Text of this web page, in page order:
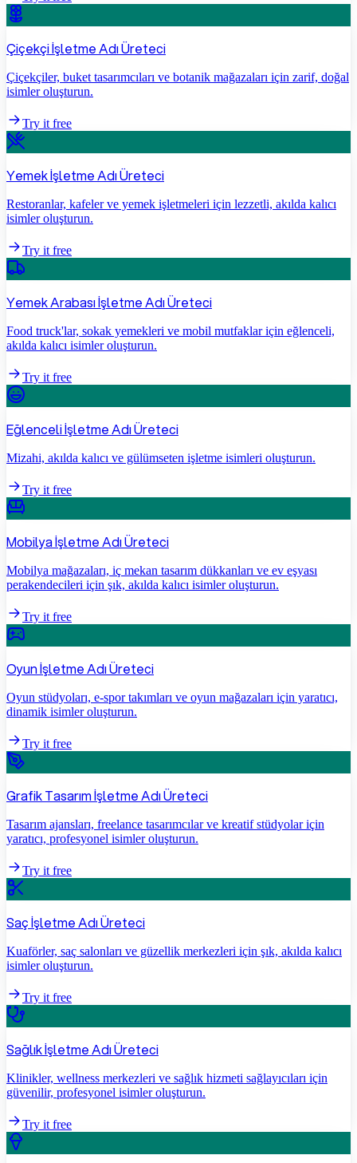
Çiçekçi İşletme Adı Üreteci
Çiçekçiler, buket tasarımcıları ve botanik mağazaları için zarif, doğal
isimler oluşturun.
Try it free
Yemek İşletme Adı Üreteci
Restoranlar, kafeler ve yemek işletmeleri için lezzetli, akılda kalıcı
isimler oluşturun.
Try it free
Yemek Arabası İşletme Adı Üreteci
Food truck'lar, sokak yemekleri ve mobil mutfaklar için eğlenceli,
akılda kalıcı isimler oluşturun.
Try it free
Eğlenceli İşletme Adı Üreteci
Mizahi, akılda kalıcı ve gülümseten işletme isimleri oluşturun.
Try it free
Mobilya İşletme Adı Üreteci
Mobilya mağazaları, iç mekan tasarım dükkanları ve ev eşyası
perakendecileri için şık, akılda kalıcı isimler oluşturun.
Try it free
Oyun İşletme Adı Üreteci
Oyun stüdyoları, e-spor takımları ve oyun mağazaları için yaratıcı,
dinamik isimler oluşturun.
Try it free
Grafik Tasarım İşletme Adı Üreteci
Tasarım ajansları, freelance tasarımcılar ve kreatif stüdyolar için
yaratıcı, profesyonel isimler oluşturun.
Try it free
Saç İşletme Adı Üreteci
Kuaförler, saç salonları ve güzellik merkezleri için şık, akılda kalıcı
isimler oluşturun.
Try it free
Sağlık İşletme Adı Üreteci
Klinikler, wellness merkezleri ve sağlık hizmeti sağlayıcıları için
güvenilir, profesyonel isimler oluşturun.
Try it free